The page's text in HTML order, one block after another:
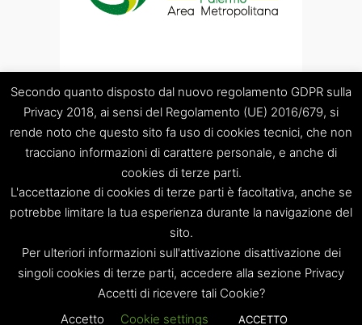
“Società Regolamentazione del servizio di gestione Rifiuti
“Palermo Area Metropolitana” S.C.p.A.
Sede legale: Palermo – Piazza Pretoria 1 – Sede amministrativa:
Palermo – Via Resuttana 360 – Capitale sociale: Euro
120.000,00
PA-309841
Tel. 091 8397879 – e-mail: info@srrpalermo.it – PEC:
srrpalermo@legalmail.it
Secondo quanto disposto dal nuovo regolamento GDPR sulla
Privacy 2018, ai sensi del Regolamento (UE) 2016/679, si
rende noto che questo sito fa uso di cookies tecnici, che non
tracciano informazioni di carattere personale, e anche di
cookies di terze parti.
L'accettazione di cookies di terze parti è facoltativa, anche se
potrebbe limitare la tua esperienza durante la navigazione del
sito.
Per ulteriori informazioni sull'attivazione disattivazione dei
singoli cookies di terze parti, accedere alla sezione Privacy
Accetti di ricevere tali Cookie?
Accetto
Cookie settings ACCETTO